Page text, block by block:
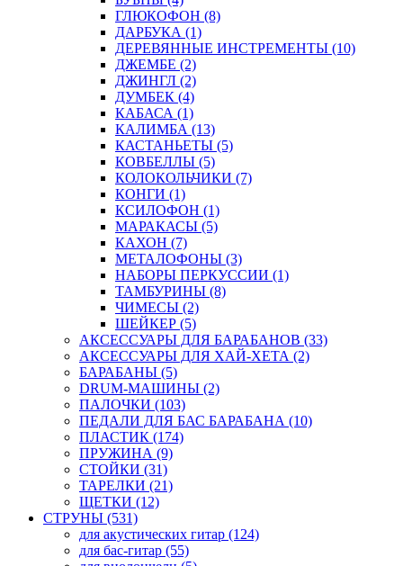
ГЛЮКОФОН (8)
ДАРБУКА (1)
ДЕРЕВЯННЫЕ ИНСТРЕМЕНТЫ (10)
ДЖЕМБЕ (2)
ДЖИНГЛ (2)
ДУМБЕК (4)
КАБАСА (1)
КАЛИМБА (13)
КАСТАНЬЕТЫ (5)
КОВБЕЛЛЫ (5)
КОЛОКОЛЬЧИКИ (7)
КОНГИ (1)
КСИЛОФОН (1)
МАРАКАСЫ (5)
КАХОН (7)
МЕТАЛОФОНЫ (3)
НАБОРЫ ПЕРКУССИИ (1)
ТАМБУРИНЫ (8)
ЧИМЕСЫ (2)
ШЕЙКЕР (5)
АКСЕССУАРЫ ДЛЯ БАРАБАНОВ (33)
АКСЕССУАРЫ ДЛЯ ХАЙ-ХЕТА (2)
БАРАБАНЫ (5)
DRUM-МАШИНЫ (2)
ПАЛОЧКИ (103)
ПЕДАЛИ ДЛЯ БАС БАРАБАНА (10)
ПЛАСТИК (174)
ПРУЖИНА (9)
СТОЙКИ (31)
ТАРЕЛКИ (21)
ЩЕТКИ (12)
СТРУНЫ (531)
для акустических гитар (124)
для бас-гитар (55)